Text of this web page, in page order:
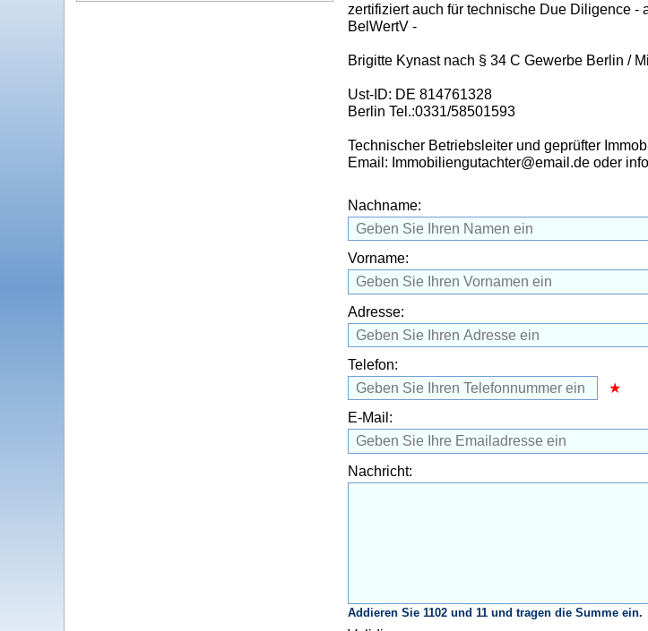
zertifiziert auch für technische Due Diligence -
BelWertV -
Brigitte Kynast nach § 34 C Gewerbe Berlin /
Ust-ID: DE 814761328
Berlin Tel.:0331/58501593
Technischer Betriebsleiter und geprüfter
Email: Immobiliengutachter@email.de oder
Nachname:
Vorname:
Adresse:
Telefon:
E-Mail:
Nachricht:
Addieren Sie 1102 und 11 und tragen die Summe ein.